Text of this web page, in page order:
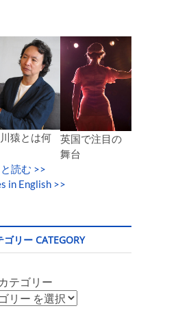
猿とは何
英国で注目の
舞台
読む >>
in English >>
リー CATEGORY
カテゴリー